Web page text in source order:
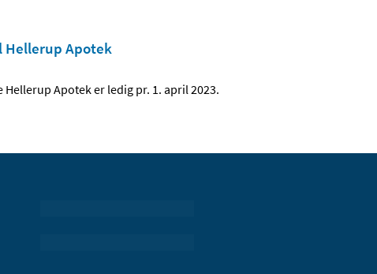
Apotek
Apotek er ledig pr. 1. april 2023.